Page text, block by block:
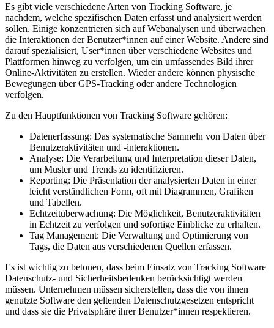
Es gibt viele verschiedene Arten von Tracking Software, je
nachdem, welche spezifischen Daten erfasst und analysiert werden
sollen. Einige konzentrieren sich auf Webanalysen und überwachen
die Interaktionen der Benutzer*innen auf einer Website. Andere sind
darauf spezialisiert, User*innen über verschiedene Websites und
Plattformen hinweg zu verfolgen, um ein umfassendes Bild ihrer
Online-Aktivitäten zu erstellen. Wieder andere können physische
Bewegungen über GPS-Tracking oder andere Technologien
verfolgen.
Zu den Hauptfunktionen von Tracking Software gehören:
Datenerfassung: Das systematische Sammeln von Daten über
Benutzeraktivitäten und -interaktionen.
Analyse: Die Verarbeitung und Interpretation dieser Daten,
um Muster und Trends zu identifizieren.
Reporting: Die Präsentation der analysierten Daten in einer
leicht verständlichen Form, oft mit Diagrammen, Grafiken
und Tabellen.
Echtzeitüberwachung: Die Möglichkeit, Benutzeraktivitäten
in Echtzeit zu verfolgen und sofortige Einblicke zu erhalten.
Tag Management: Die Verwaltung und Optimierung von
Tags, die Daten aus verschiedenen Quellen erfassen.
Es ist wichtig zu betonen, dass beim Einsatz von Tracking Software
Datenschutz- und Sicherheitsbedenken berücksichtigt werden
müssen. Unternehmen müssen sicherstellen, dass die von ihnen
genutzte Software den geltenden Datenschutzgesetzen entspricht
und dass sie die Privatsphäre ihrer Benutzer*innen respektieren.